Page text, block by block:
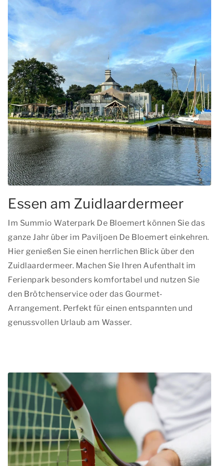
Essen am Zuidlaardermeer
Im Summio Waterpark De Bloemert können Sie das
ganze Jahr über im Paviljoen De Bloemert einkehren.
Hier genießen Sie einen herrlichen Blick über den
Zuidlaardermeer. Machen Sie Ihren Aufenthalt im
Ferienpark besonders komfortabel und nutzen Sie
den Brötchenservice oder das Gourmet-
Arrangement. Perfekt für einen entspannten und
genussvollen Urlaub am Wasser.